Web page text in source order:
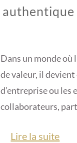
authentique
Dans un monde où
de valeur, il
d’entreprise ou les
collaborateurs,
Lire la suite